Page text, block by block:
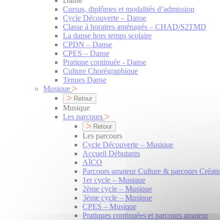
Cursus, diplômes et modalités d’admission
Cycle Découverte – Danse
Classe à horaires aménagés – CHAD/S2TMD
La danse hors temps scolaire
CPDN – Danse
CPES – Danse
Pratique continuée - Danse
Culture Chorégraphique
Tenues Danse
Musique
Retour
Musique
Les parcours
Retour
Les parcours
Cycle Découverte – Musique
Accueil Débutants
AÏCO
Parcours amateur Culture & parcours
1er cycle – Musique
2ème cycle – Musique
3ème cycle – Musique
CPES – Musique
Pratiques continuées et parcours amateur